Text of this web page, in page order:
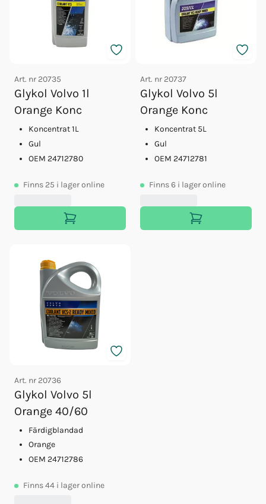
Art. nr 20735
Glykol Volvo 1l
Orange Konc
Koncentrat 1L
Gul
OEM 24712780
Finns 25 i lager online
Art. nr 20737
Glykol Volvo 5l
Orange Konc
Koncentrat 5L
Gul
OEM 24712781
Finns6 i lager online
Art. nr 20736
Glykol Volvo 5l
Orange 40/60
Färdigblandad
Orange
OEM 24712786
Finns44 i lager online